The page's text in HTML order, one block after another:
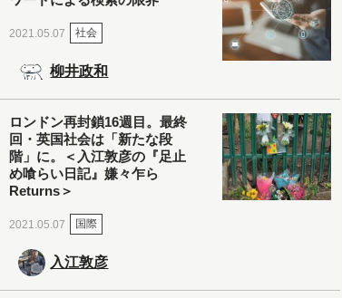
2021.05.07 社会
柳井政和
ロンドン再封鎖16週目。最終
回・英国社会は「新たな段
階」に。＜入江敦彦の『足止
め喰らい日記』嫌々乍ら
Returns＞
2021.05.07 国際
入江敦彦